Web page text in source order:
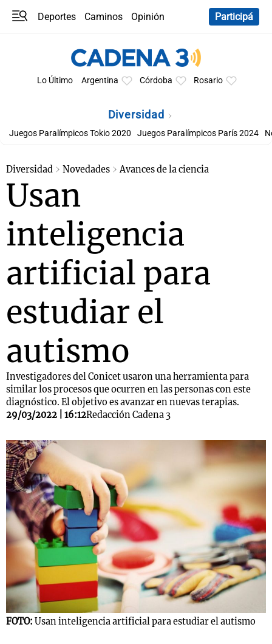
Deportes Caminos
Opinión
Participá
Lo Último Argentina Córdoba Rosario
Diversidad
Juegos Paralímpicos Tokio 2020 Juegos Paralímpicos París 2024
Diversidad Novedades Avances de la ciencia
Usan
inteligencia
artificial para
estudiar el
autismo
Investigadores del Conicet usaron una herramienta para
similar los procesos que ocurren en las personas con este
diagnóstico. El objetivo es avanzar en nuevas terapias.
29/03/2022 | 16:12Redacción Cadena 3
FOTO: Usan inteligencia artificial para estudiar el autismo
Notas
Notas
La Sole en